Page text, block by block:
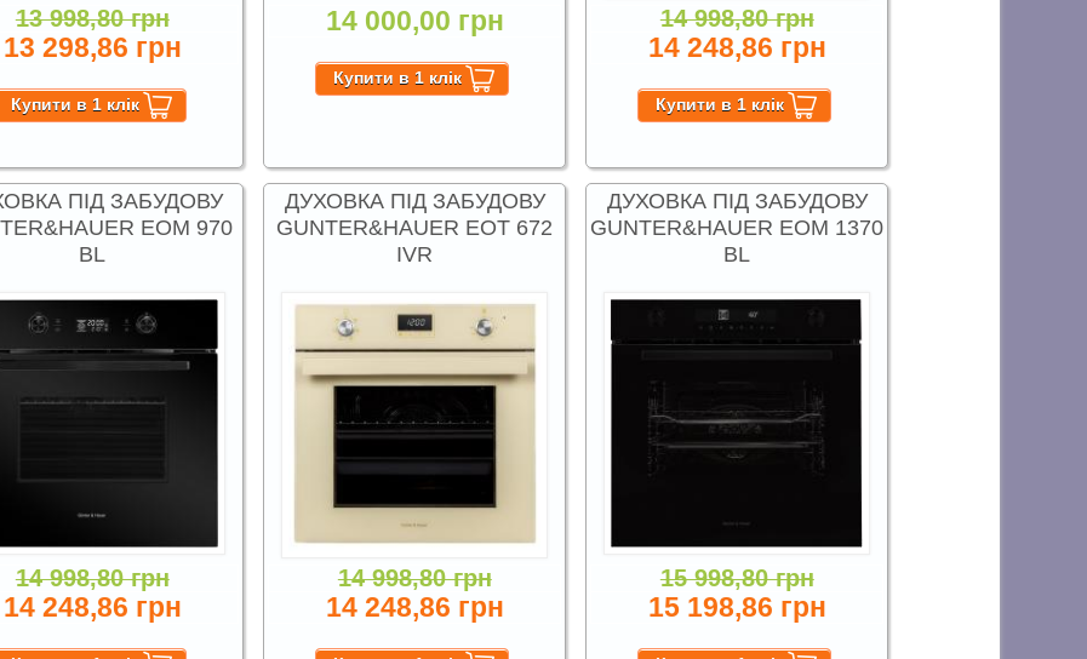
13 998,80 грн
13 298,86 грн
14 000,00 грн 14 998,80 грн
14 248,86 грн
ПІД ЗАБУДОВУ
EOM 970
BL
14 998,80 грн
14 248,86 грн
ДУХОВКА ПІД ЗАБУДОВУ
GUNTER&HAUER EOT 672
IVR
14 998,80 грн
14 248,86 грн
ДУХОВКА ПІД ЗАБУДОВУ
GUNTER&HAUER EOM 1370
BL
15 998,80 грн
15 198,86 грн